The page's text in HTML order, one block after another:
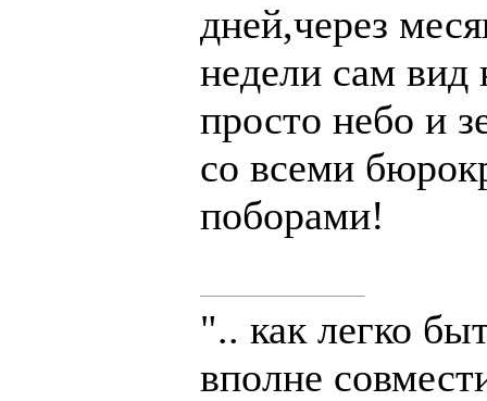
дней,через
недели сам вид
просто небо и
со всеми
поборами!
".. как легко
вполне